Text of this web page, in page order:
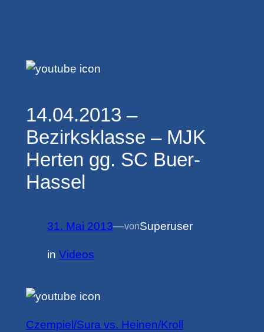
14.04.2013 –
Bezirksklasse – MJK
Herten gg. SC Buer-
Hassel
31. Mai 2013—vonSuperuser
in Videos
Czempiel/Sura vs. Heinen/Kroll